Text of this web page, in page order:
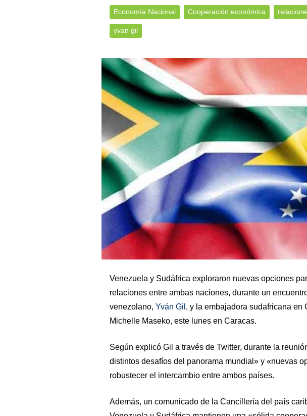
Economía Nacional Cooperación económica
yvan gil
Venezuela y Sudáfrica exploraron nuevas opciones
relaciones entre ambas naciones, durante un
venezolano, Yván Gil , y la embajadora sudafricana en
Michelle Maseko, este lunes en Caracas.
Según explicó Gil a través de Twitter, durante la
distintos desafíos del panorama mundial» y «nuevas
robustecer el intercambio entre ambos países.
Además, un comunicado de la Cancillería del país